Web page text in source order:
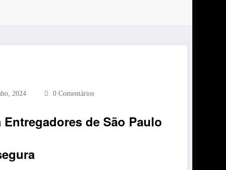
2024 0 Comentários
de São Paulo